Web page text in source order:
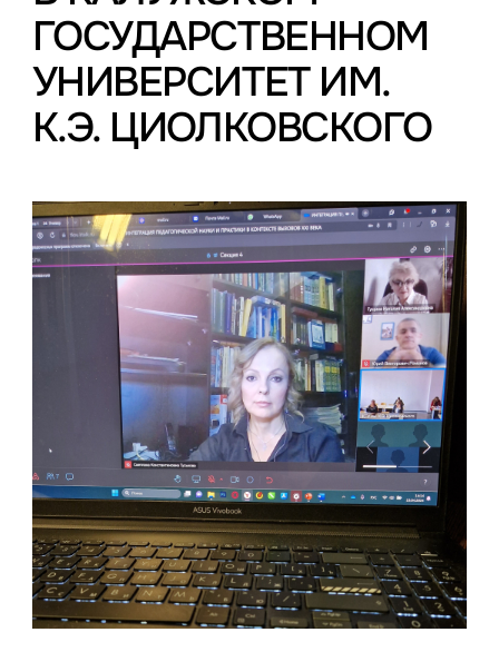
ГОСУДАРСТВЕННОМ
УНИВЕРСИТЕТ ИМ.
К.Э. ЦИОЛКОВСКОГО